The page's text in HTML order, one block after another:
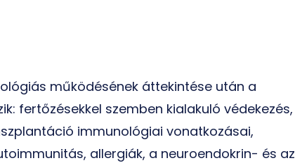
működésének áttekintése után a
fertőzésekkel szemben kialakuló védekezés,
immunológiai vonatkozásai,
allergiák, a neuroendokrin- és az